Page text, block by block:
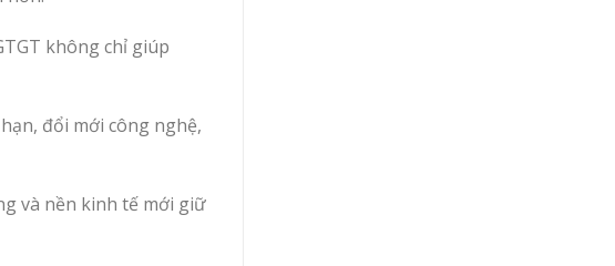
không chỉ giúp
đổi mới công nghệ,
và nền kinh tế mới giữ